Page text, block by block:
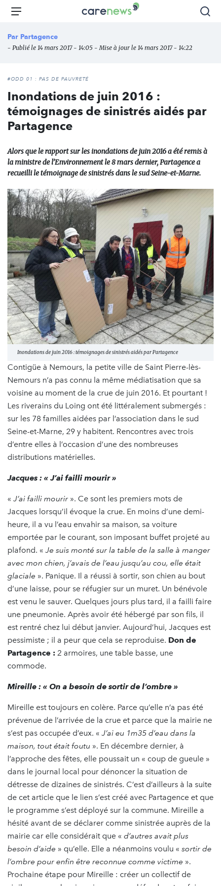
Aller
principal
Carenews,
des
l'engagement
Menu
Par Partagence
- Publié le 14 mars 2017 - 14:05 - Mise à jour le 14 mars 2017 - 14:22
#ODD 01 : PAS DE PAUVRETÉ
Inondations de juin 2016 :
témoignages de sinistrés aidés par
Partagence
Alors que le rapport sur les inondations de juin 2016 a été remis à
la ministre de l’Environnement le 8 mars dernier, Partagence a
recueilli le témoignage de sinistrés dans le sud Seine-et-Marne.
Inondations de juin 2016 : témoignages de sinistrés aidés par Partagence
Contigüe à Nemours, la petite ville de Saint Pierre-lès-
Nemours n’a pas connu la même médiatisation que sa
voisine au moment de la crue de juin 2016. Et pourtant !
Les riverains du Loing ont été littéralement submergés :
sur les 78 familles aidées par l’association dans le sud
Seine-et-Marne, 29 y habitent. Rencontres avec trois
d’entre elles à l’occasion d’une des nombreuses
distributions matérielles.
Jacques : « J’ai failli mourir »
« J’ai failli mourir ». Ce sont les premiers mots de
Jacques lorsqu’il évoque la crue. En moins d’une demi-
heure, il a vu l’eau envahir sa maison, sa voiture
emportée par le courant, son imposant buffet projeté au
plafond. « Je suis monté sur la table de la salle à manger
avec mon chien, j’avais de l’eau jusqu’au cou, elle était
glaciale ». Panique. Il a réussi à sortir, son chien au bout
d’une laisse, pour se réfugier sur un muret. Un bénévole
est venu le sauver. Quelques jours plus tard, il a failli faire
une pneumonie. Après avoir été hébergé par son fils, il
est rentré chez lui début janvier. Aujourd’hui, Jacques est
pessimiste ; il a peur que cela se reproduise. Don de
Partagence : 2 armoires, une table basse, une
commode.
Mireille : « On a besoin de sortir de l’ombre »
Mireille est toujours en colère. Parce qu’elle n’a pas été
prévenue de l’arrivée de la crue et parce que la mairie ne
s’est pas occupée d’eux. « J’ai eu 1m35 d’eau dans la
maison, tout était foutu ». En décembre dernier, à
l’approche des fêtes, elle poussait un « coup de gueule »
dans le journal local pour dénoncer la situation de
détresse de dizaines de sinistrés. C’est d’ailleurs à la suite
de cet article que le lien s’est créé avec Partagence et que
le programme s’est déployé sur la commune. Mireille a
hésité avant de se déclarer comme sinistrée auprès de la
mairie car elle considérait que « d’autres avait plus
besoin d’aide » qu’elle. Elle a néanmoins voulu « sortir de
l’ombre pour enfin être reconnue comme victime ».
Prochaine étape pour Mireille : créer un collectif de